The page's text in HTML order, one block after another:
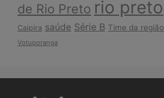
de Rio Preto rio preto
Caipira saúde Série B Time da região
Votuporanga